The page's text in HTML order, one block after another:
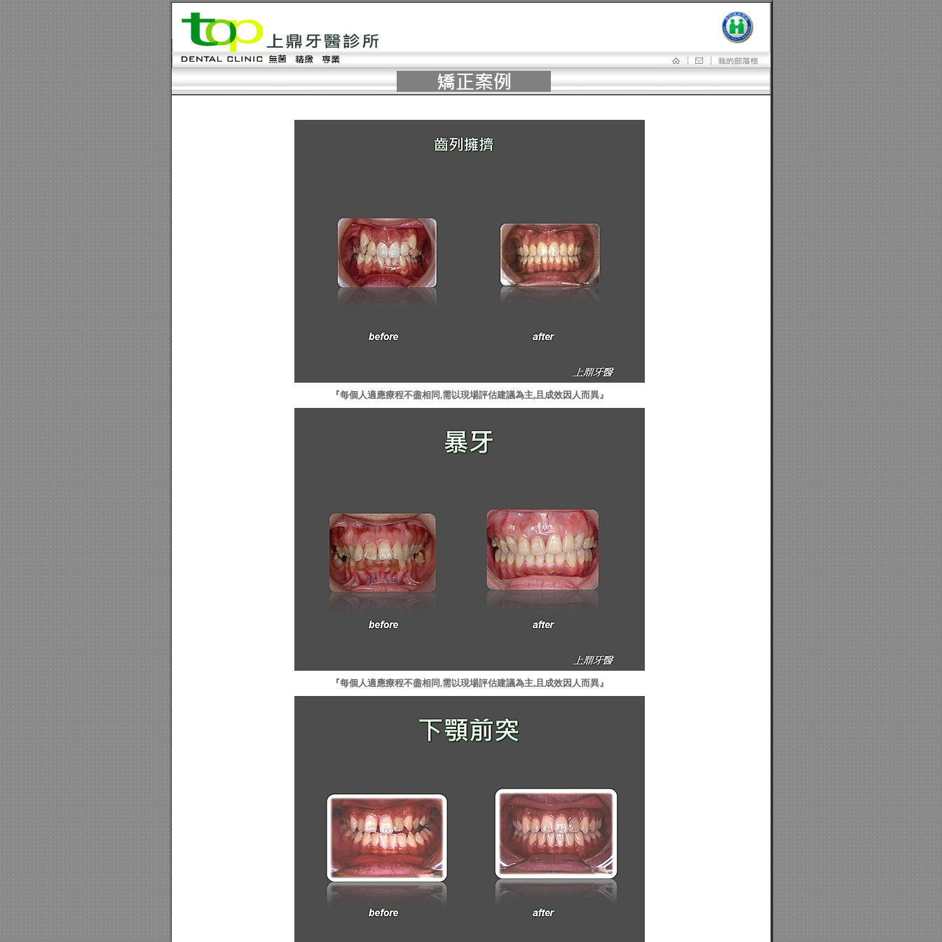
『每個人適應療程不盡相同,需以現場評估建議為主,且成效因人而異』
『每個人適應療程不盡相同,需以現場評估建議為主,且成效因人而異』